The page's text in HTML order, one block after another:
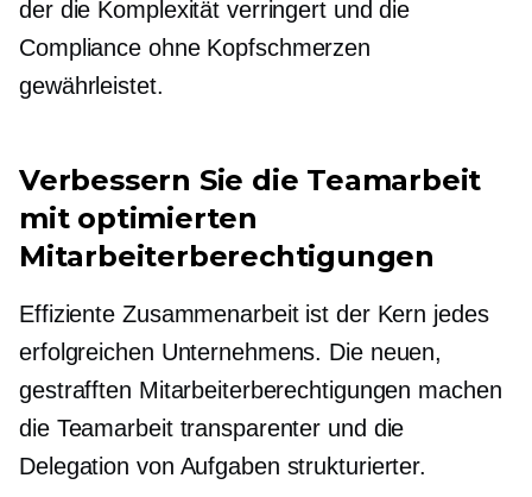
der die Komplexität verringert und die
Compliance ohne Kopfschmerzen
gewährleistet.
Verbessern Sie die Teamarbeit
mit optimierten
Mitarbeiterberechtigungen
Effiziente Zusammenarbeit ist der Kern jedes
erfolgreichen Unternehmens. Die neuen,
gestrafften Mitarbeiterberechtigungen machen
die Teamarbeit transparenter und die
Delegation von Aufgaben strukturierter.